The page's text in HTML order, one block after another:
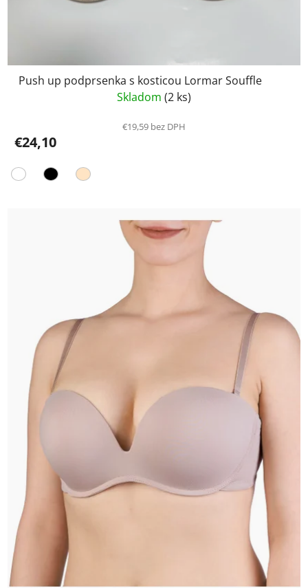
Push up podprsenka s kosticou Lormar Souffle
Skladom (2 ks)
€19,59 bez DPH
€24,10